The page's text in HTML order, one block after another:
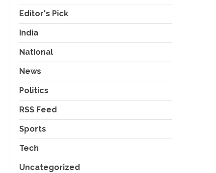
Editor's Pick
India
National
News
Politics
RSS Feed
Sports
Tech
Uncategorized